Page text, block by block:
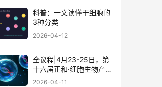
科普：一文读懂干细胞的
3种分类
2026-04-12
全议程|4月23-25日，第
十六届正和·细胞生物产业
大会暨细胞治疗与再生医
2026-04-11